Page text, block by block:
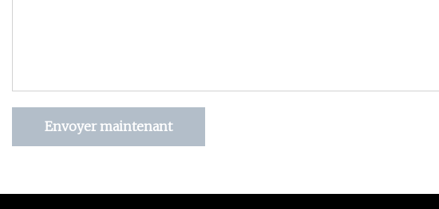
Envoyer maintenant